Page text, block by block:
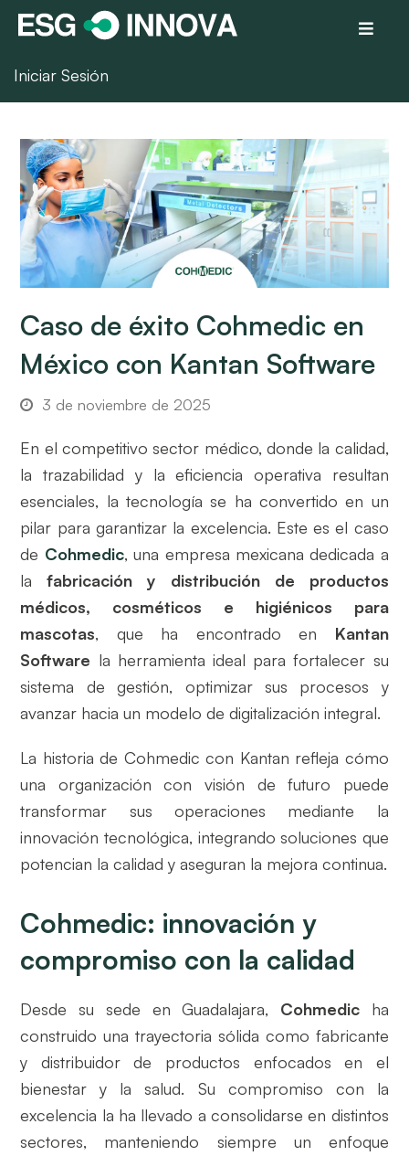
Iniciar Sesión
Caso de éxito Cohmedic en
México con Kantan Software
3 de noviembre de 2025
En el competitivo sector médico, donde la calidad,
la trazabilidad y la eficiencia operativa resultan
esenciales, la tecnología se ha convertido en un
pilar para garantizar la excelencia. Este es el caso
de Cohmedic, una empresa mexicana dedicada a
lafabricación y distribución de productos
médicos, cosméticos e higiénicos para
mascotas, que ha encontrado en Kantan
Software la herramienta ideal para fortalecer su
sistema de gestión, optimizar sus procesos y
avanzar hacia un modelo de digitalización integral.
La historia de Cohmedic con Kantan refleja cómo
una organización con visión de futuro puede
transformar sus operaciones mediante la
innovación tecnológica, integrando soluciones que
potencian la calidad y aseguran la mejora continua.
Cohmedic: innovación y
compromiso con la calidad
Desde su sede en Guadalajara, Cohmedicha
construido una trayectoria sólida como fabricante
y distribuidor de productos enfocados en el
bienestar y la salud. Su compromiso con la
excelencia la ha llevado a consolidarse en distintos
sectores, manteniendo siempre un enfoque